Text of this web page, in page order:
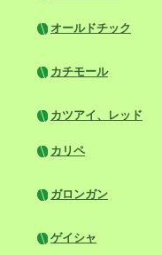
オールドチック
カチモール
カツアイ、レッド
カリペ
ガロンガン
ゲイシャ